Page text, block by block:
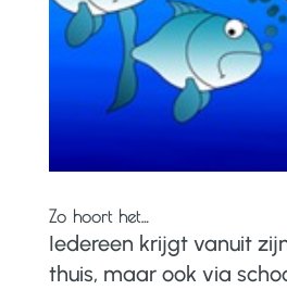
Zo hoort het…
Iedereen krijgt vanuit
thuis, maar ook via